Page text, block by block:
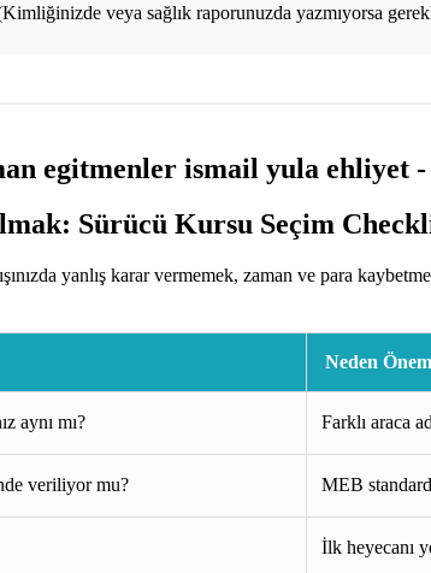
veya sağlık raporunuzda yazmıyorsa
Sürücü Kursu Seçim
yanlış karar vermemek, zaman ve para
Neden
aynı mı? Farklı araca
veriliyor mu? MEB
İlk heyecanı